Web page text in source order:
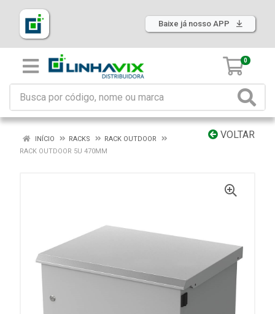
Baixe já nosso APP
0
VOLTAR
INÍCIO RACKS
RACK OUTDOOR
RACK OUTDOOR 5U 470MM